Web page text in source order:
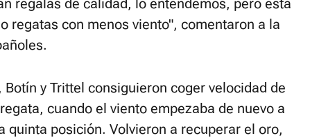
regalas de calidad, lo entendemos, pero esta
regatas con menos viento", comentaron a la
Botín y Trittel consiguieron coger velocidad de
cuando el viento empezaba de nuevo a
quinta posición. Volvieron a recuperar el oro,